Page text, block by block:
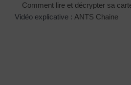
Comment lire et décrypter sa
Vidéo explicative : ANTS Chaine